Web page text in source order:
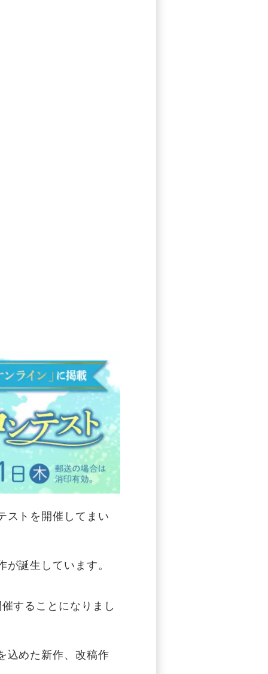
ストを開催してまい
誕生しています。
することになりまし
込めた新作、改稿作